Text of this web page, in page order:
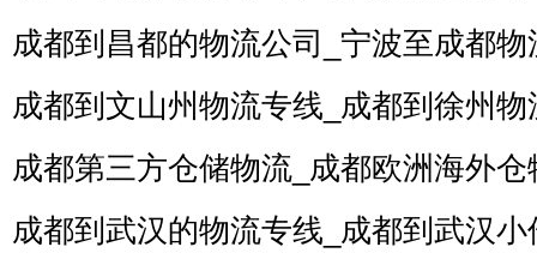
成都到昌都的物流公司_宁波至成都物
成都到文山州物流专线_成都到徐州物
成都第三方仓储物流_成都欧洲海外
成都到武汉的物流专线_成都到武汉小